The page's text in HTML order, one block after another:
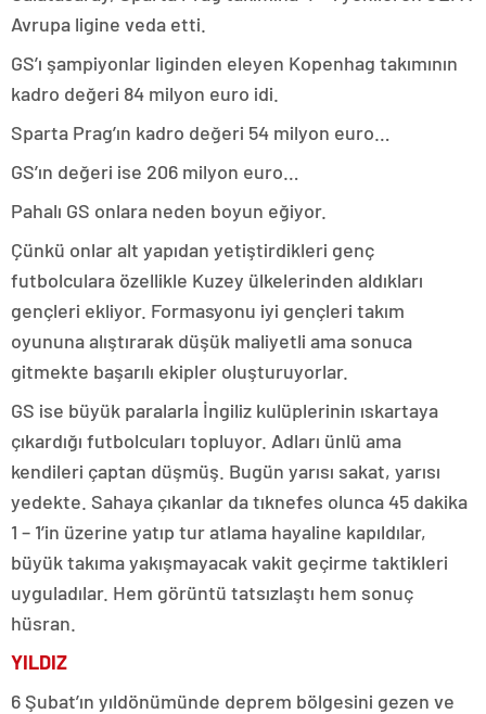
Avrupa ligine veda etti.
GS’ı şampiyonlar liginden eleyen Kopenhag takımının
kadro değeri 84 milyon euro idi.
Sparta Prag’ın kadro değeri 54 milyon euro…
GS’ın değeri ise 206 milyon euro…
Pahalı GS onlara neden boyun eğiyor.
Çünkü onlar alt yapıdan yetiştirdikleri genç
futbolculara özellikle Kuzey ülkelerinden aldıkları
gençleri ekliyor. Formasyonu iyi gençleri takım
oyununa alıştırarak düşük maliyetli ama sonuca
gitmekte başarılı ekipler oluşturuyorlar.
GS ise büyük paralarla İngiliz kulüplerinin ıskartaya
çıkardığı futbolcuları topluyor. Adları ünlü ama
kendileri çaptan düşmüş. Bugün yarısı sakat, yarısı
yedekte. Sahaya çıkanlar da tıknefes olunca 45 dakika
1 – 1’in üzerine yatıp tur atlama hayaline kapıldılar,
büyük takıma yakışmayacak vakit geçirme taktikleri
uyguladılar. Hem görüntü tatsızlaştı hem sonuç
hüsran.
YILDIZ
6 Şubat’ın yıldönümünde deprem bölgesini gezen ve